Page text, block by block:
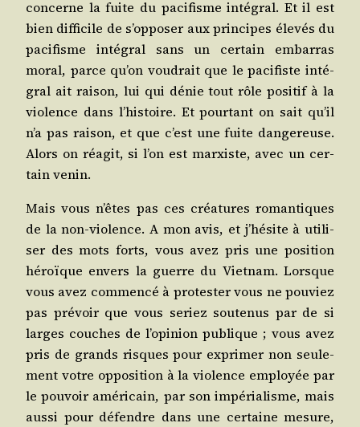
concerne la fuite du paci­fisme inté­gral. Et il est
bien dif­fi­cile de s’opposer aux prin­cipes éle­vés du
paci­fisme inté­gral sans un cer­tain embar­ras
moral, parce qu’on vou­drait que le paci­fiste inté­
gral ait rai­son, lui qui dénie tout rôle posi­tif à la
vio­lence dans l’histoire. Et pour­tant on sait qu’il
n’a pas rai­son, et que c’est une fuite dan­ge­reuse.
Alors on réagit, si l’on est mar­xiste, avec un cer­
tain venin.
Mais vous n’êtes pas ces créa­tures roman­tiques
de la non-vio­lence. A mon avis, et j’hésite à uti­li­
ser des mots forts, vous avez pris une posi­tion
héroïque envers la guerre du Viet­nam. Lorsque
vous avez com­men­cé à pro­tes­ter vous ne pou­viez
pas pré­voir que vous seriez sou­te­nus par de si
larges couches de l’opinion publique ; vous avez
pris de grands risques pour expri­mer non seule­
ment votre oppo­si­tion à la vio­lence employée par
le pou­voir amé­ri­cain, par son impé­ria­lisme, mais
aus­si pour défendre dans une cer­taine mesure,